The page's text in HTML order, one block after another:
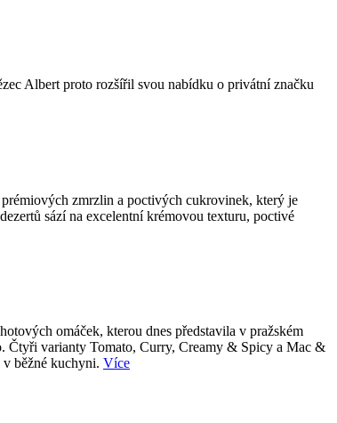
Albert proto rozšířil svou nabídku o privátní značku
zmrzlin a poctivých cukrovinek, který je
sází na excelentní krémovou texturu, poctivé
omáček, kterou dnes představila v pražském
Čtyři varianty Tomato, Curry, Creamy & Spicy a Mac &
v běžné kuchyni. Více